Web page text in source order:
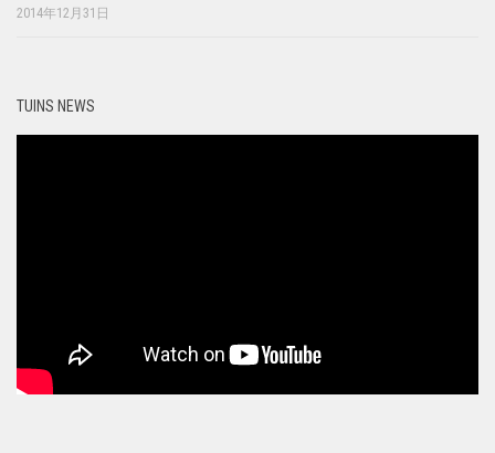
2014年12月31日
TUINS NEWS